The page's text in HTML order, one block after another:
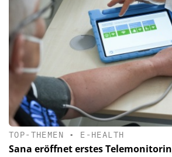
TOP-THEMEN • E-HEALTH
Sana eröffnet erstes